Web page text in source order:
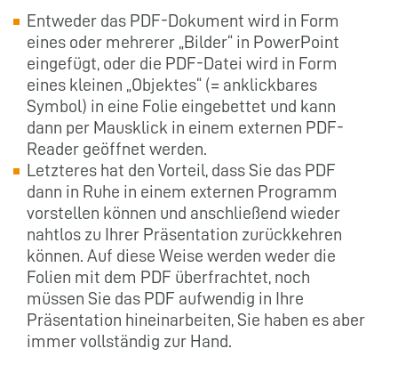
Entweder das PDF-Dokument wird in Form
eines oder mehrerer „Bilder“ in PowerPoint
eingefügt, oder die PDF-Datei wird in Form
eines kleinen „Objektes“ (= anklickbares
Symbol) in eine Folie eingebettet und kann
dann per Mausklick in einem externen PDF-
Reader geöffnet werden.
Letzteres hat den Vorteil, dass Sie das PDF
dann in Ruhe in einem externen Programm
vorstellen können und anschließend wieder
nahtlos zu Ihrer Präsentation zurückkehren
können. Auf diese Weise werden weder die
Folien mit dem PDF überfrachtet, noch
müssen Sie das PDF aufwendig in Ihre
Präsentation hineinarbeiten, Sie haben es aber
immer vollständig zur Hand.